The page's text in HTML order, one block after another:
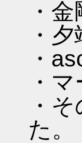
・
・
・
・
・
た。